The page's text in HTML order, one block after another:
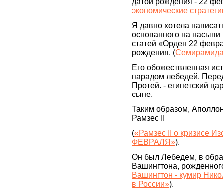
датой рождения - 22
экономические
Я давно хотела
основанного на
статей «Орден 22
рождения. (Семирамида
Его обожествленная
парадом лебедей.
Протей. - египетский
сыне.
Таким образом,
Рамзес II
(«Рамзес II о кризисе
ФЕВРАЛЯ»).
Он был Лебедем, в
Вашингтона,
Вашингтон - кумир
в России»).